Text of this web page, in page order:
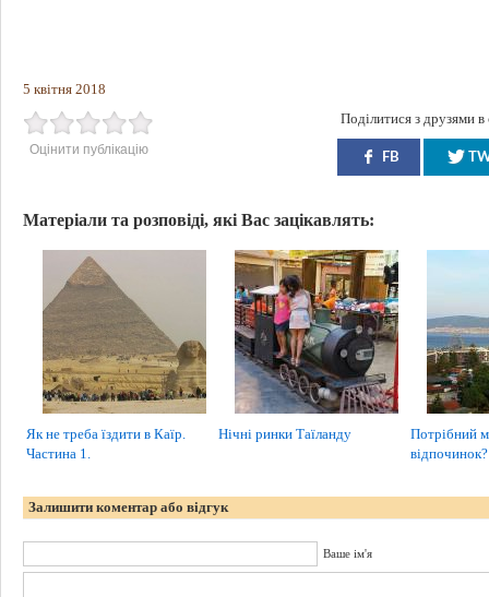
5 квітня 2018
Оцінити публікацію
Поділитися з друзями
FB
Матеріали та розповіді, які Вас зацікавлять:
Як не треба їздити в Каїр.
Частина 1.
Нічні ринки Таїланду
Потрібний
Залишити коментар або відгук
Ваше ім'я